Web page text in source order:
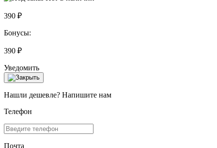
390 ₽
Бонусы:
390 ₽
Уведомить
Нашли дешевле? Напишите нам
Телефон
Почта